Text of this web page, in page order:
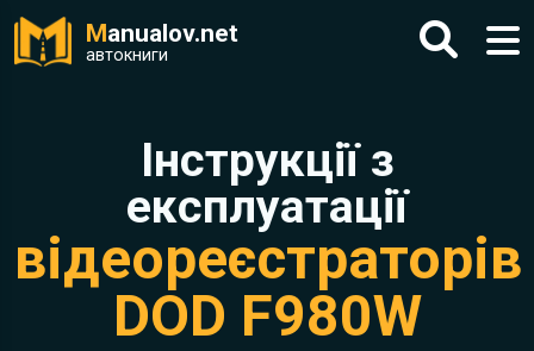
Manualov.net
автокниги
Інструкції з
експлуатації
відеореєстраторів
DOD F980W